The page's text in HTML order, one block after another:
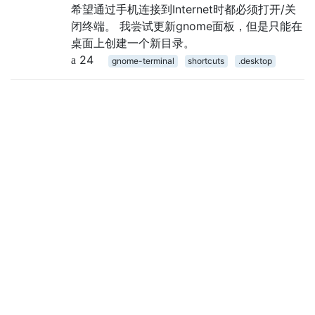
希望通过手机连接到Internet时都必须打开/关
闭终端。 我尝试更新gnome面板，但是只能在
桌面上创建一个新目录。
24
gnome-terminal shortcuts .desktop